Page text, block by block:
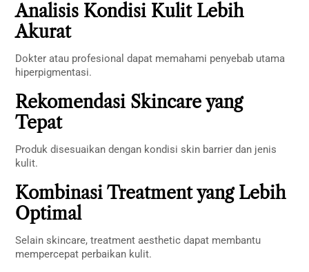
Analisis Kondisi Kulit Lebih
Akurat
Dokter atau profesional dapat memahami penyebab utama
hiperpigmentasi.
Rekomendasi Skincare yang
Tepat
Produk disesuaikan dengan kondisi skin barrier dan jenis
kulit.
Kombinasi Treatment yang Lebih
Optimal
Selain skincare, treatment aesthetic dapat membantu
mempercepat perbaikan kulit.